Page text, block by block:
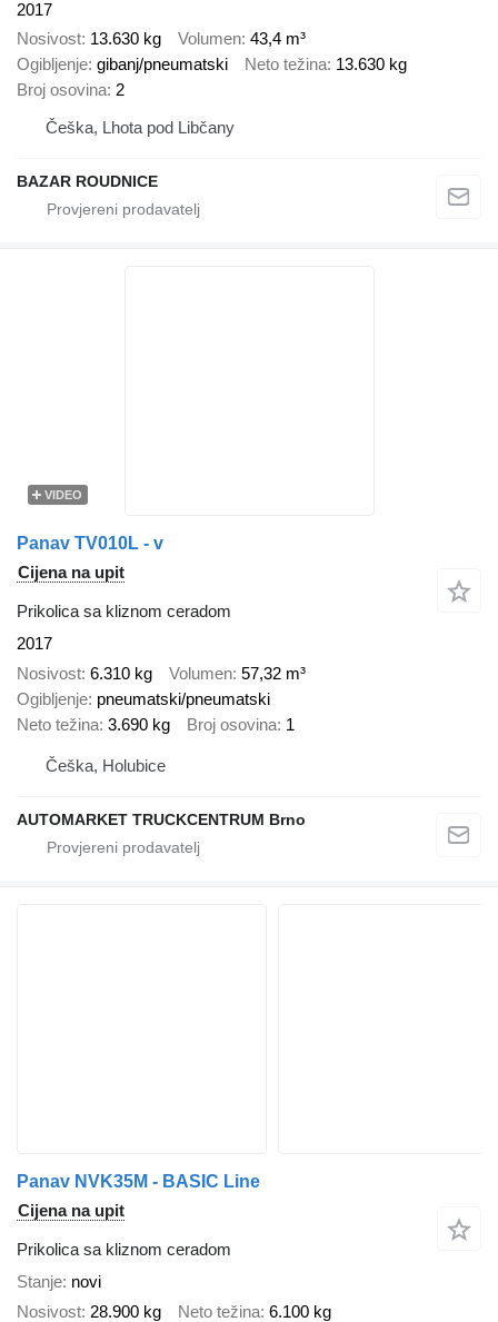
2017
Nosivost 13.630 kg Volumen 43,4 m³
Ogibljenje gibanj/pneumatski Neto težina 13.630 kg
Broj osovina 2
Češka, Lhota pod Libčany
BAZAR ROUDNICE
VIDEO
Panav TV010L - v
Cijena na upit
Prikolica sa kliznom ceradom
2017
Nosivost 6.310 kg Volumen 57,32 m³
Ogibljenje pneumatski/pneumatski
Neto težina 3.690 kg Broj osovina 1
Češka, Holubice
AUTOMARKET TRUCKCENTRUM Brno
Panav NVK35M - BASIC Line
Cijena na upit
Prikolica sa kliznom ceradom
Stanje novi
Nosivost 28.900 kg Neto težina 6.100 kg